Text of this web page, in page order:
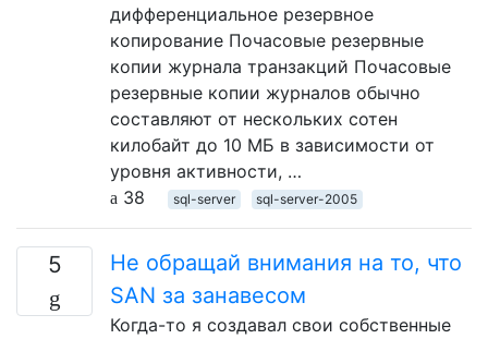
дифференциальное резервное
копирование Почасовые резервные
копии журнала транзакций Почасовые
резервные копии журналов обычно
составляют от нескольких сотен
килобайт до 10 МБ в зависимости от
уровня активности, …
38
sql-server sql-server-2005
5
Не обращай внимания на то, что
SAN за занавесом
Когда-то я создавал свои собственные